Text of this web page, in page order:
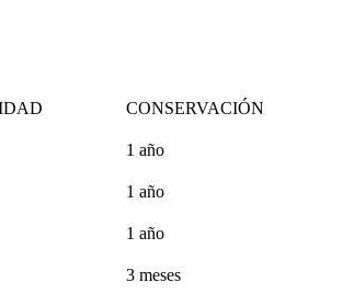
CONSERVACIÓN
1 año
1 año
1 año
3 meses